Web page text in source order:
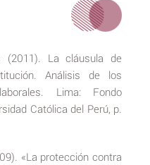
(2011). La cláusula de
Análisis de los
Lima: Fondo
Católica del Perú, p.
«La protección contra